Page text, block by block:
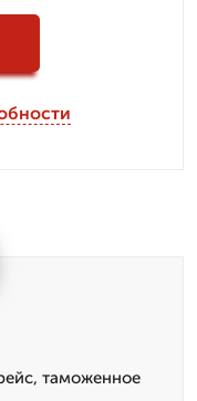
таможенное